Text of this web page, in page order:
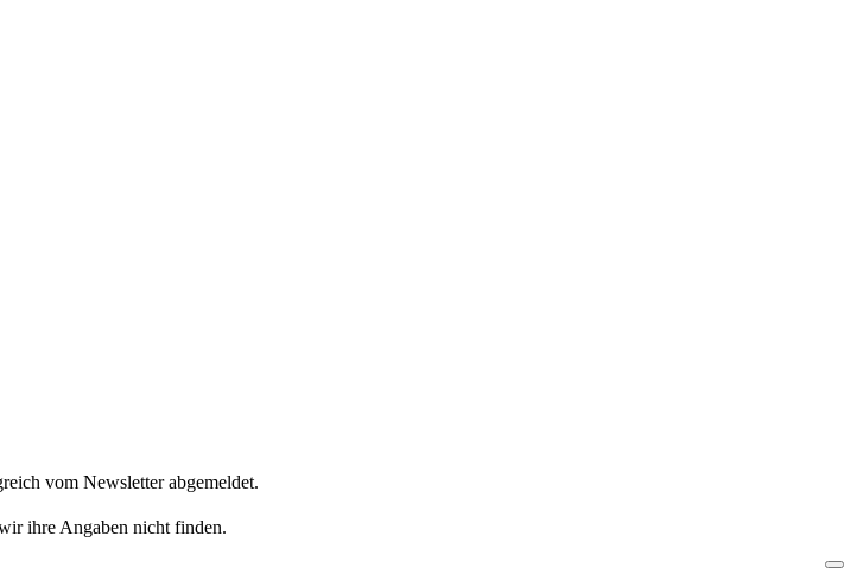
vom Newsletter abgemeldet.
ihre Angaben nicht finden.